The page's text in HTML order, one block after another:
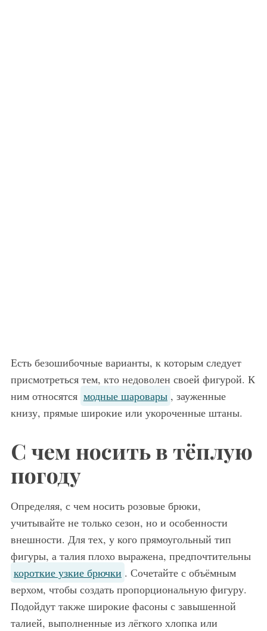
Есть безошибочные варианты, к которым следует
присмотреться тем, кто недоволен своей фигурой. К
ним относятся модные шаровары , зауженные
книзу, прямые широкие или укороченные штаны.
С чем носить в тёплую
погоду
Определяя, с чем носить розовые брюки,
учитывайте не только сезон, но и особенности
внешности. Для тех, у кого прямоугольный тип
фигуры, а талия плохо выражена, предпочтительны
короткие узкие брючки . Сочетайте с объёмным
верхом, чтобы создать пропорциональную фигуру.
Подойдут также широкие фасоны с завышенной
талией, выполненные из лёгкого хлопка или